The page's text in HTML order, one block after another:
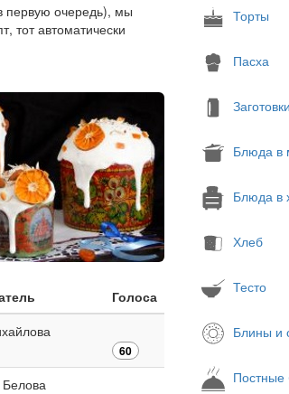
первую очередь), мы
тот автоматически
Голоса
60
Торты
Пасха
Блюда в
Блюда в
Хлеб
Тесто
Блины и
Постные